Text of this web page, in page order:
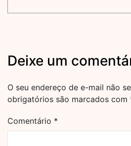
Deixe um
O seu endereço de e-mail não
obrigatórios são marcados com
Comentário *